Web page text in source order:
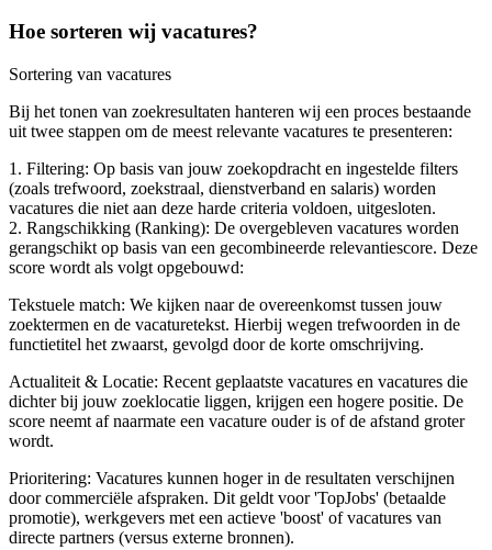
Hoe sorteren wij vacatures?
Sortering van vacatures
Bij het tonen van zoekresultaten hanteren wij een proces bestaande
uit twee stappen om de meest relevante vacatures te presenteren:
1. Filtering: Op basis van jouw zoekopdracht en ingestelde filters
(zoals trefwoord, zoekstraal, dienstverband en salaris) worden
vacatures die niet aan deze harde criteria voldoen, uitgesloten.
2. Rangschikking (Ranking): De overgebleven vacatures worden
gerangschikt op basis van een gecombineerde relevantiescore. Deze
score wordt als volgt opgebouwd:
Tekstuele match: We kijken naar de overeenkomst tussen jouw
zoektermen en de vacaturetekst. Hierbij wegen trefwoorden in de
functietitel het zwaarst, gevolgd door de korte omschrijving.
Actualiteit & Locatie: Recent geplaatste vacatures en vacatures die
dichter bij jouw zoeklocatie liggen, krijgen een hogere positie. De
score neemt af naarmate een vacature ouder is of de afstand groter
wordt.
Prioritering: Vacatures kunnen hoger in de resultaten verschijnen
door commerciële afspraken. Dit geldt voor 'TopJobs' (betaalde
promotie), werkgevers met een actieve 'boost' of vacatures van
directe partners (versus externe bronnen).